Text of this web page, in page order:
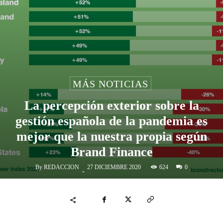
MÁS NOTICIAS
La percepción exterior sobre la
gestión española de la pandemia es
mejor que la nuestra propia según
Brand Finance
By REDACCION - 27 DICIEMBRE 2020 624 0